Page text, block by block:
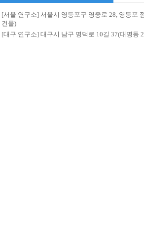
[서울 연구소] 서울시 영등포구 영중로 28, 영등포
건물)
[대구 연구소] 대구시 남구 명덕로 10길 37(대명동